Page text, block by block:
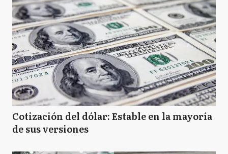
Cotización del dólar: Estable en la mayoría
de sus versiones